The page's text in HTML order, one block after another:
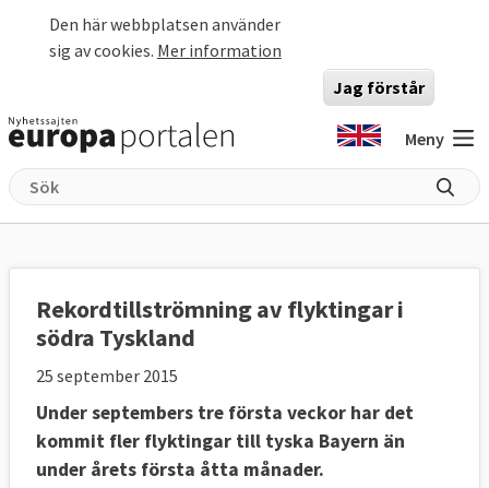
Den här webbplatsen använder
sig av cookies. Mer information
Jag förstår
Meny
Rekordtillströmning av flyktingar i
södra Tyskland
25 september 2015
Under septembers tre första veckor har det
kommit fler flyktingar till tyska Bayern än
under årets första åtta månader.